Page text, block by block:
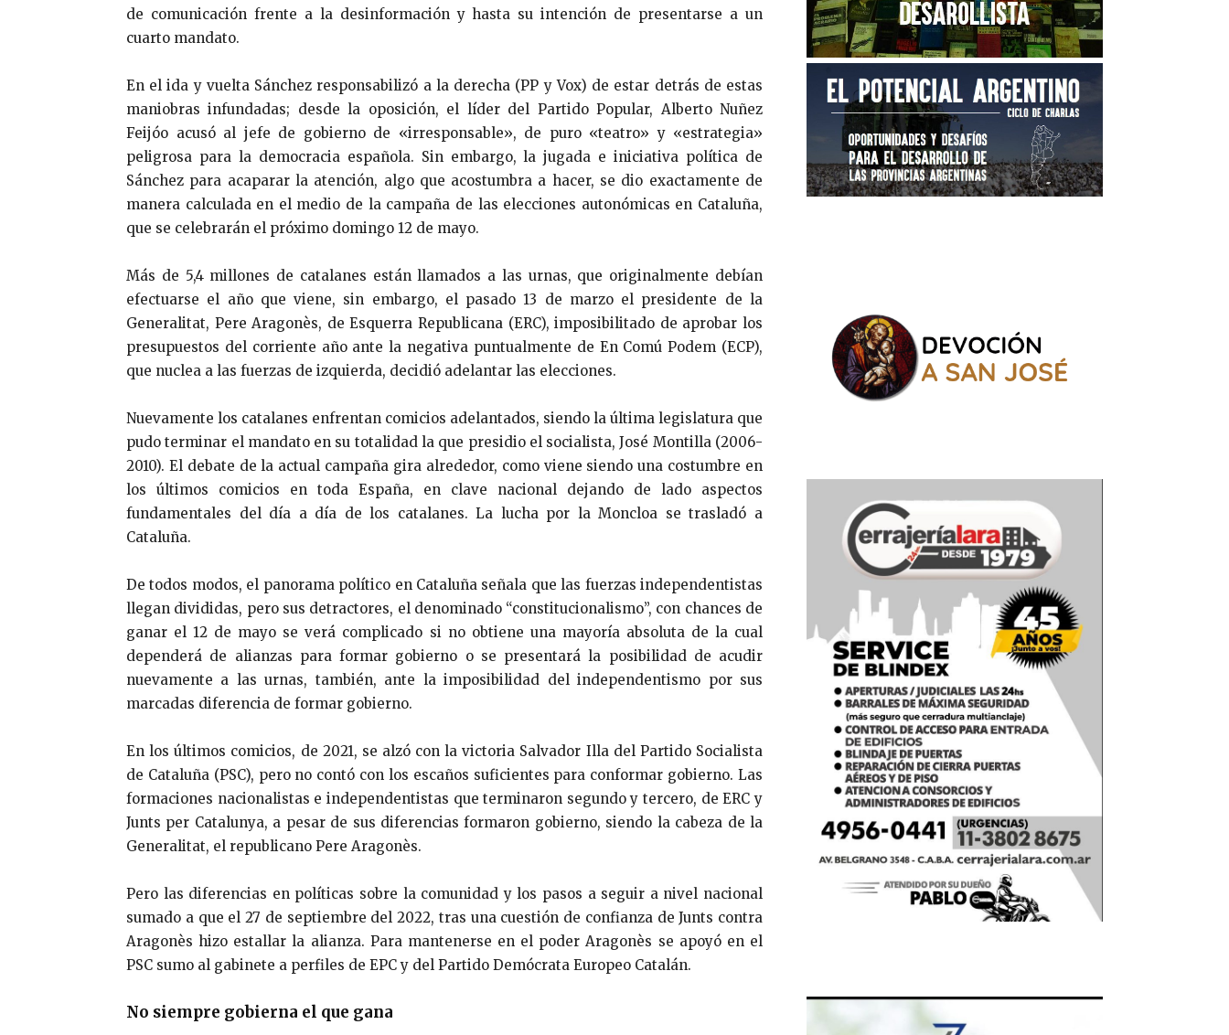
de comunicación frente a la desinformación y hasta su intención de presentarse a un
cuarto mandato.
En el ida y vuelta Sánchez responsabilizó a la derecha (PP y Vox) de estar detrás de estas
maniobras infundadas; desde la oposición, el líder del Partido Popular, Alberto Nuñez
Feijóo acusó al jefe de gobierno de «irresponsable», de puro «teatro» y «estrategia»
peligrosa para la democracia española. Sin embargo, la jugada e iniciativa política de
Sánchez para acaparar la atención, algo que acostumbra a hacer, se dio exactamente de
manera calculada en el medio de la campaña de las elecciones autonómicas en Cataluña,
que se celebrarán el próximo domingo 12 de mayo.
Más de 5,4 millones de catalanes están llamados a las urnas, que originalmente debían
efectuarse el año que viene, sin embargo, el pasado 13 de marzo el presidente de la
Generalitat, Pere Aragonès, de Esquerra Republicana (ERC), imposibilitado de aprobar los
presupuestos del corriente año ante la negativa puntualmente de En Comú Podem (ECP),
que nuclea a las fuerzas de izquierda, decidió adelantar las elecciones.
Nuevamente los catalanes enfrentan comicios adelantados, siendo la última legislatura que
pudo terminar el mandato en su totalidad la que presidio el socialista, José Montilla (2006-
2010). El debate de la actual campaña gira alrededor, como viene siendo una costumbre en
los últimos comicios en toda España, en clave nacional dejando de lado aspectos
fundamentales del día a día de los catalanes. La lucha por la Moncloa se trasladó a
Cataluña.
De todos modos, el panorama político en Cataluña señala que las fuerzas independentistas
llegan divididas, pero sus detractores, el denominado “constitucionalismo”, con chances de
ganar el 12 de mayo se verá complicado si no obtiene una mayoría absoluta de la cual
dependerá de alianzas para formar gobierno o se presentará la posibilidad de acudir
nuevamente a las urnas, también, ante la imposibilidad del independentismo por sus
marcadas diferencia de formar gobierno.
En los últimos comicios, de 2021, se alzó con la victoria Salvador Illa del Partido Socialista
de Cataluña (PSC), pero no contó con los escaños suficientes para conformar gobierno. Las
formaciones nacionalistas e independentistas que terminaron segundo y tercero, de ERC y
Junts per Catalunya, a pesar de sus diferencias formaron gobierno, siendo la cabeza de la
Generalitat, el republicano Pere Aragonès.
Pero las diferencias en políticas sobre la comunidad y los pasos a seguir a nivel nacional
sumado a que el 27 de septiembre del 2022, tras una cuestión de confianza de Junts contra
Aragonès hizo estallar la alianza. Para mantenerse en el poder Aragonès se apoyó en el
PSC sumo al gabinete a perfiles de EPC y del Partido Demócrata Europeo Catalán.
No siempre gobierna el que gana